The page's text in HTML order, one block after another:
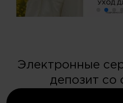
Электронные
депозит со